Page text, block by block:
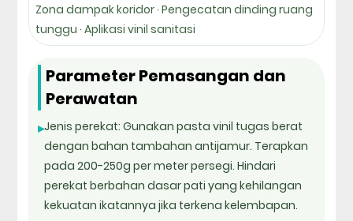
Zona dampak koridor · Pengecatan dinding ruang
tunggu · Aplikasi vinil sanitasi
Parameter Pemasangan dan
Perawatan
▸Jenis perekat: Gunakan pasta vinil tugas berat
dengan bahan tambahan antijamur. Terapkan
pada 200-250g per meter persegi. Hindari
perekat berbahan dasar pati yang kehilangan
kekuatan ikatannya jika terkena kelembapan.